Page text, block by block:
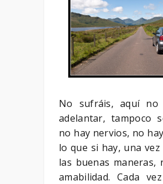
No sufráis, aquí no
adelantar, tampoco
no hay nervios, no
lo que si hay, una vez
las buenas maneras,
amabilidad. Cada